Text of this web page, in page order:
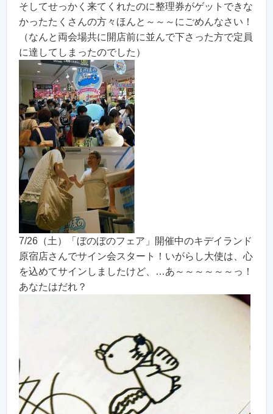
そしてせっかく来てくれたのに整理券がゲットできな
かったたくさんの方々ほんと～～～にごめんなさい！
（なんと両会場共に開店前に並んで下さった方で定員
に達してしまったのでした）
7/26（土）「ぼのぼのフェア」開催中のキデイランド
原宿店さんでサイン会スタート！いがらし大使は、心
を込めてサインしましたけど、…あ～～～～～～っ！
あなたはだれ？